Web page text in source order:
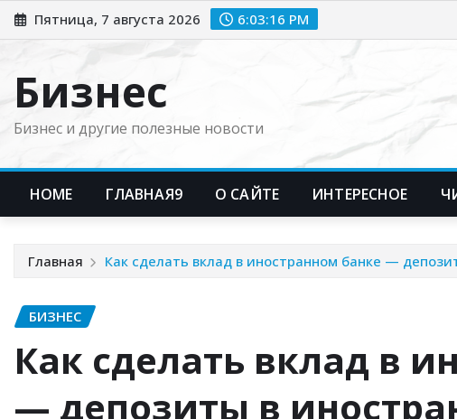
Перейти
к
Пятница, 7 августа 2026 6:03:17 PM
Бизнес
Бизнес и другие полезные новости
HOME ГЛАВНАЯ9 О САЙТЕ ИНТЕРЕСНОЕ
Главная Как сделать вклад в иностранном банке —
БИЗНЕС
Как сделать вклад в
— депозиты в